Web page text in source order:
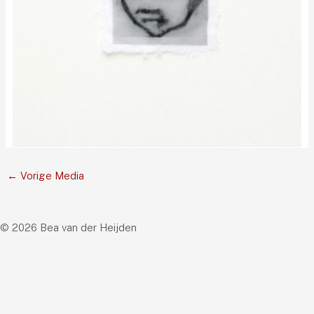
← Vorige Media
© 2026 Bea van der Heijden